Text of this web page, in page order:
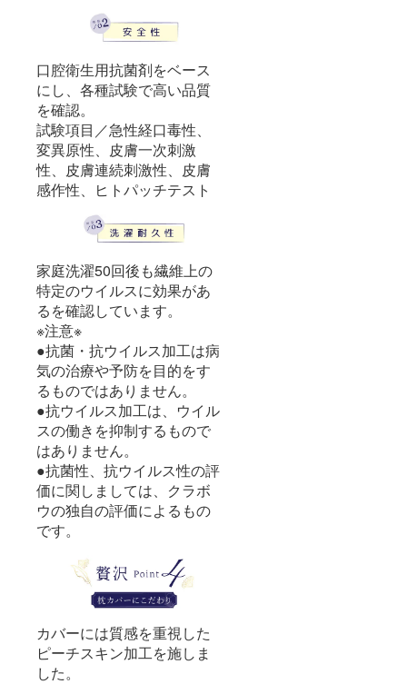
口腔衛生用抗菌剤をベース
にし、各種試験で高い品質
を確認。
試験項目／急性経口毒性、
変異原性、皮膚一次刺激
性、皮膚連続刺激性、皮膚
感作性、ヒトパッチテスト
家庭洗濯50回後も繊維上の
特定のウイルスに効果があ
るを確認しています。
※注意※
●抗菌・抗ウイルス加工は病
気の治療や予防を目的をす
るものではありません。
●抗ウイルス加工は、ウイル
スの働きを抑制するもので
はありません。
●抗菌性、抗ウイルス性の評
価に関しましては、クラボ
ウの独自の評価によるもの
です。
カバーには質感を重視した
ピーチスキン加工を施しま
した。